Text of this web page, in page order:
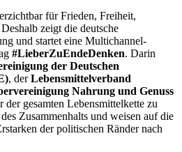
für Frieden, Freiheit,
zeigt die deutsche
und startet eine Multichannel-
#LieberZuEndeDenken. Darin
der Deutschen
, derLebensmittelverband
Nahrung und Genuss
gesamten Lebensmittelkette zu
Zusammenhalts und weisen auf die
der politischen Ränder nach